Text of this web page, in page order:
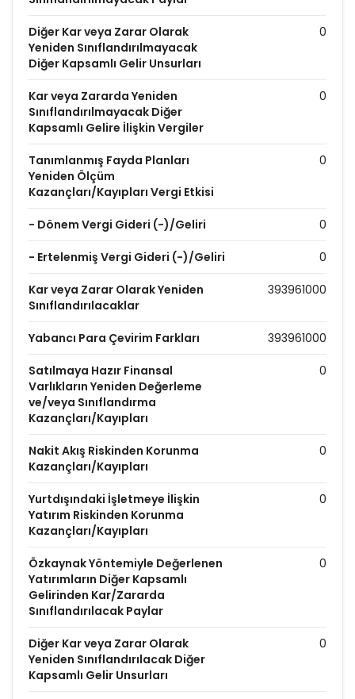
Diğer Kar veya Zarar Olarak
Yeniden Sınıflandırılmayacak
Diğer Kapsamlı Gelir Unsurları
0
Kar veya Zararda Yeniden
Sınıflandırılmayacak Diğer
Kapsamlı Gelire İlişkin Vergiler
0
Tanımlanmış Fayda Planları
Yeniden Ölçüm
Kazançları/Kayıpları Vergi Etkisi
0
- Dönem Vergi Gideri (-)/Geliri 0
- Ertelenmiş Vergi Gideri (-)/Geliri 0
Kar veya Zarar Olarak Yeniden
Sınıflandırılacaklar
393961000
Yabancı Para Çevirim Farkları 393961000
Satılmaya Hazır Finansal
Varlıkların Yeniden Değerleme
ve/veya Sınıflandırma
Kazançları/Kayıpları
0
Nakit Akış Riskinden Korunma
Kazançları/Kayıpları
0
Yurtdışındaki İşletmeye İlişkin
Yatırım Riskinden Korunma
Kazançları/Kayıpları
0
Özkaynak Yöntemiyle Değerlenen
Yatırımların Diğer Kapsamlı
Gelirinden Kar/Zararda
Sınıflandırılacak Paylar
0
Diğer Kar veya Zarar Olarak
Yeniden Sınıflandırılacak Diğer
Kapsamlı Gelir Unsurları
0